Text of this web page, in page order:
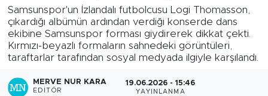
Samsunspor'un İzlandalı futbolcusu Logi Thomasson,
çıkardığı albümün ardından verdiği konserde dans
ekibine Samsunspor forması giydirerek dikkat çekti.
Kırmızı-beyazlı formaların sahnedeki görüntüleri,
taraftarlar tarafından sosyal medyada ilgiyle karşılandı.
MERVE NUR KARA
EDITÖR
19.06.2026 - 15:46
YAYINLANMA
Süper Lig Puan Durumu ve Fikstür
Tüm Manşetler